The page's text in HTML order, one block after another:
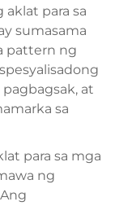
para sa
sumasama
pattern ng
at
sa
para sa mga
ng